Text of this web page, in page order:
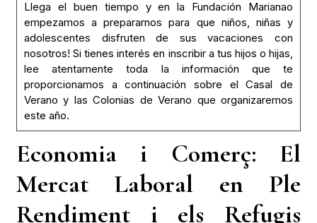
nosotros! Si tienes interés en inscribir a tus hijos o hijas,
lee atentamente toda la información que te
proporcionamos a continuación sobre el Casal de
Verano y las Colonias de Verano que organizaremos
este año.
Economia i Comerç: El
Mercat Laboral en Ple
Rendiment i els Refugis
Comercials